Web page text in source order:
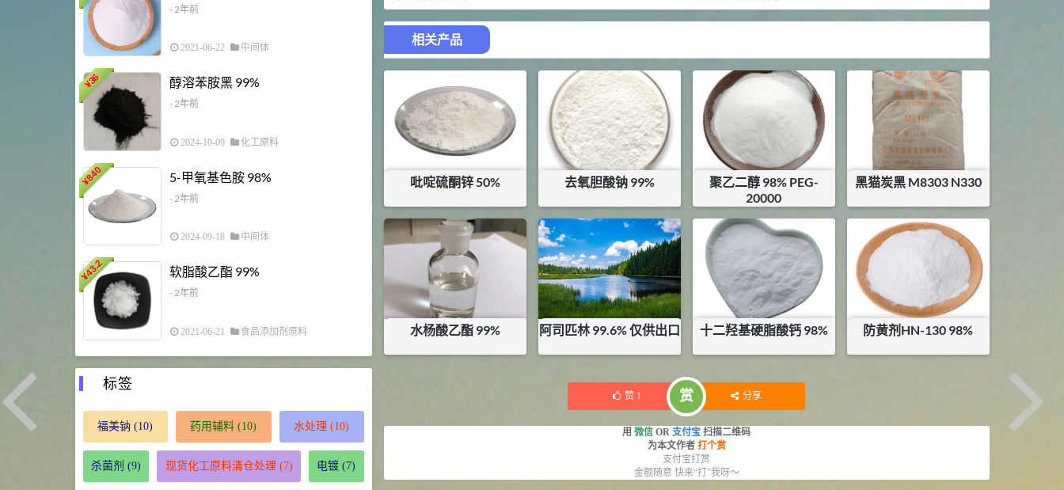
相关产品
吡啶硫酮锌 50%
¥22.5
库存：
25KG
去氧胆酸钠 99%
¥1000
聚乙二醇 98% PEG-
20000
¥17.5
库存：61KG
黑猫炭黑 M8303 N330
¥14.4
库存：
KG
水杨酸乙酯 99% 阿司匹林 99.6% 仅供出口
库存：0.19KG
十二羟基硬脂酸钙 98%
库存：20KG
防黄剂HN-130 98%
赞 1 赏 分享
用 微信 OR 支付宝 扫描二维码
为本文作者 打个赏
支付宝打赏
金额随意 快来“打”我呀～
- 2年前
2021-06-22 中间体
¥
36 醇溶苯胺黑 99%
- 2年前
2024-10-09 化工原料
¥
840 5-甲氧基色胺 98%
- 2年前
2024-09-18 中间体
¥
43.2 软脂酸乙酯 99%
- 2年前
2021-06-21 食品添加剂原料
浏览量 - 1.64w
2021-05-25
11.25 D-异抗坏血酸钠 98%
浏览量 - 1.55w
2021-05-25 食品添加剂原料
9 硬脂富马酸钠 99%
2021-06-19 化工原料
10 DL-蛋氨酸 99%
浏览量 - 1.48w
2021-06-21 食品添加剂原料
标签
福美钠 (10) 药用辅料 (10) 水处理 (10)
杀菌剂 (9) 现货化工原料清仓处理 (7) 电镀 (7)